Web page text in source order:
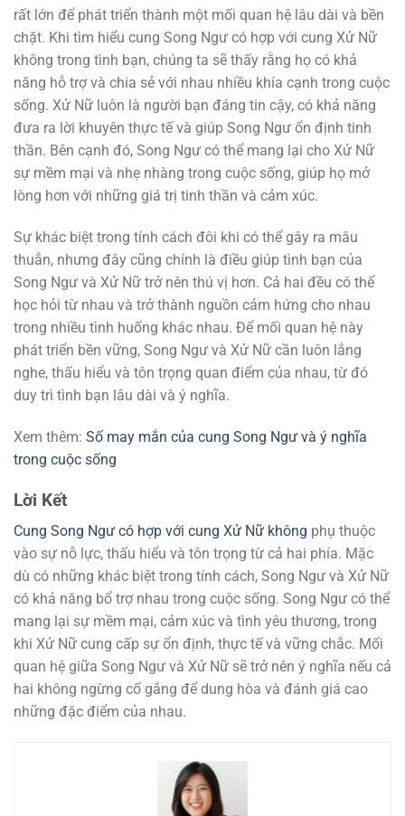
rất lớn để phát triển thành một mối quan hệ lâu dài và bền
chặt. Khi tìm hiểu cung Song Ngư có hợp với cung Xử Nữ
không trong tình bạn, chúng ta sẽ thấy rằng họ có khả
năng hỗ trợ và chia sẻ với nhau nhiều khía cạnh trong cuộc
sống. Xử Nữ luôn là người bạn đáng tin cậy, có khả năng
đưa ra lời khuyên thực tế và giúp Song Ngư ổn định tinh
thần. Bên cạnh đó, Song Ngư có thể mang lại cho Xử Nữ
sự mềm mại và nhẹ nhàng trong cuộc sống, giúp họ mở
lòng hơn với những giá trị tinh thần và cảm xúc.
Sự khác biệt trong tính cách đôi khi có thể gây ra mâu
thuẫn, nhưng đây cũng chính là điều giúp tình bạn của
Song Ngư và Xử Nữ trở nên thú vị hơn. Cả hai đều có thể
học hỏi từ nhau và trở thành nguồn cảm hứng cho nhau
trong nhiều tình huống khác nhau. Để mối quan hệ này
phát triển bền vững, Song Ngư và Xử Nữ cần luôn lắng
nghe, thấu hiểu và tôn trọng quan điểm của nhau, từ đó
duy trì tình bạn lâu dài và ý nghĩa.
Xem thêm: Số may mắn của cung Song Ngư và ý nghĩa
trong cuộc sống
Lời Kết
Cung Song Ngư có hợp với cung Xử Nữ không phụ thuộc
vào sự nỗ lực, thấu hiểu và tôn trọng từ cả hai phía. Mặc
dù có những khác biệt trong tính cách, Song Ngư và Xử Nữ
có khả năng bổ trợ nhau trong cuộc sống. Song Ngư có thể
mang lại sự mềm mại, cảm xúc và tình yêu thương, trong
khi Xử Nữ cung cấp sự ổn định, thực tế và vững chắc. Mối
quan hệ giữa Song Ngư và Xử Nữ sẽ trở nên ý nghĩa nếu cả
hai không ngừng cố gắng để dung hòa và đánh giá cao
những đặc điểm của nhau.